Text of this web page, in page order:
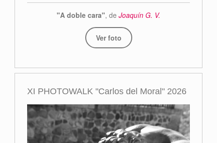
"A doble cara", de Joaquín G. V.
Ver foto
XI PHOTOWALK "Carlos del Moral" 2026